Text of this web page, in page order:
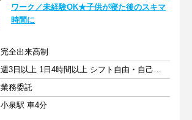
ワーク／未経験OK★子供が寝た後のスキマ
時間に
完全出来高制
週3日以上 1日4時間以上 シフト自由・自己申告
業務委託
小泉駅 車4分